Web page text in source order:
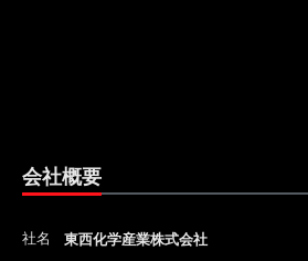
会社概要
社名 東西化学産業株式会社